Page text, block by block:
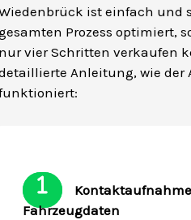
ist einfach und
Prozess optimiert,
vier Schritten verkaufen
Anleitung, wie der
Fahrzeugdaten